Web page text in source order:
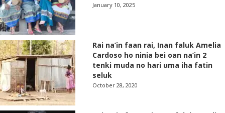
January 10, 2025
Rai na’in faan rai, Inan faluk Amelia
Cardoso ho ninia bei oan na’in 2
tenki muda no hari uma iha fatin
seluk
October 28, 2020